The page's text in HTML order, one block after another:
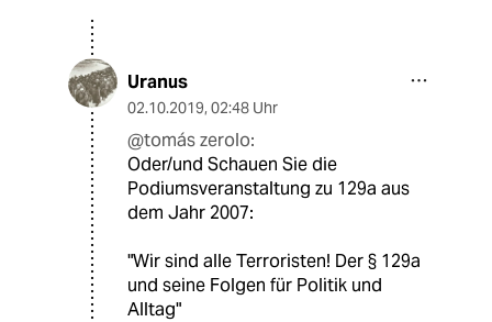
Uranus
02.10.2019, 02:48 Uhr
@tomás zerolo:
Oder/und Schauen Sie die
Podiumsveranstaltung zu 129a aus
dem Jahr 2007:
"Wir sind alle Terroristen! Der § 129a
und seine Folgen für Politik und
Alltag"